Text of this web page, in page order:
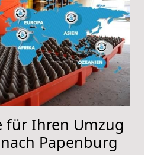
für Ihren Umzug
Papenburg